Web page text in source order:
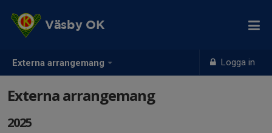
Externa arrangemang Logga in
Väsby OK
Externa arrangemang
2025